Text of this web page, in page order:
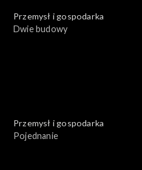
Przemysł i gospodarka
Dwie budowy
Przemysł i gospodarka
Pojednanie